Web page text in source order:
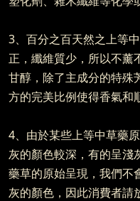
3、百分之百天然之上等
正，纖維質少，所以不薰
甘醇，除了主成分的特殊
方的完美比例使得香氣和
4、由於某些上等中草藥
灰的顏色較深，有的呈淺
藥草的原始呈現，我們不
灰的顏色，因此消費者請